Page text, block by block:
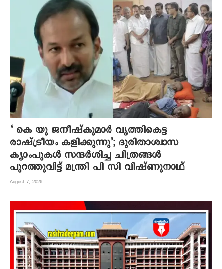
‘ കെ യു ജനീഷ്‌കുമാര്‍ വൃത്തികെട്ട
രാഷ്ട്രീയം കളിക്കുന്നു’; ദുരിതാശ്വാസ
ക്യാംപുകള്‍ സന്ദര്‍ശിച്ച ചിത്രങ്ങള്‍
പുറത്തുവിട്ട് മന്ത്രി പി സി വിഷ്ണുനാഥ്
August 7, 2026